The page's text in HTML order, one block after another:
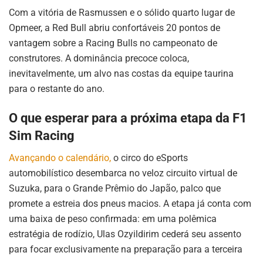
Com a vitória de Rasmussen e o sólido quarto lugar de
Opmeer, a Red Bull abriu confortáveis 20 pontos de
vantagem sobre a Racing Bulls no campeonato de
construtores. A dominância precoce coloca,
inevitavelmente, um alvo nas costas da equipe taurina
para o restante do ano.
O que esperar para a próxima etapa da F1
Sim Racing
Avançando o calendário, o circo do eSports
automobilístico desembarca no veloz circuito virtual de
Suzuka, para o Grande Prêmio do Japão, palco que
promete a estreia dos pneus macios. A etapa já conta com
uma baixa de peso confirmada: em uma polêmica
estratégia de rodízio, Ulas Ozyildirim cederá seu assento
para focar exclusivamente na preparação para a terceira